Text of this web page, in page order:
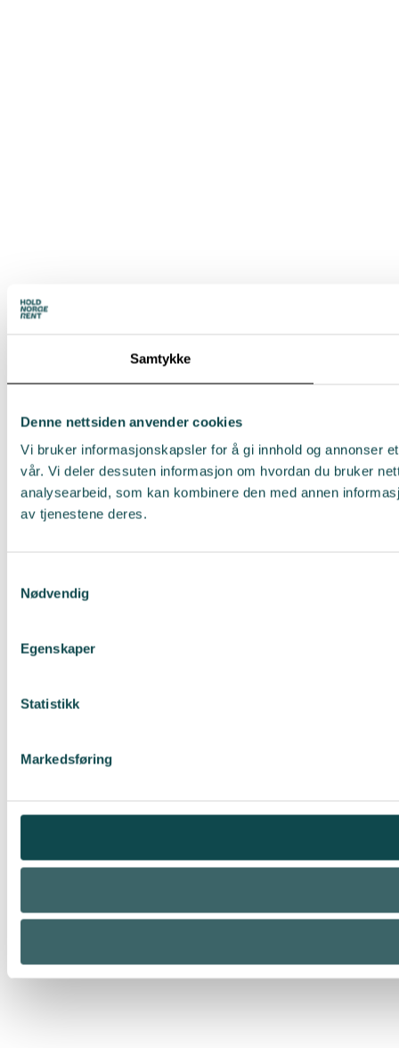
Samtykke
Denne nettsiden anvender cookies
Vi bruker informasjonskapsler for å gi innhold og annonser
vår. Vi deler dessuten informasjon om hvordan du bruker
analysearbeid, som kan kombinere den med annen
av tjenestene deres.
Nødvendig
Egenskaper
Statistikk
Markedsføring